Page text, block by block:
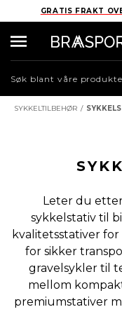
GRATIS FRAKT
SYKKELTILBEHØR /
Leter du
sykkelstativ til
kvalitetsstativer
for sikker
gravelsykler til
mellom
premiumstativer